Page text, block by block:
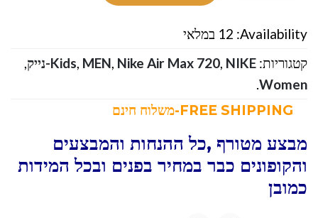
Availability: 12 במלאי
קטגוריות:
Kids, MEN, Nike Air Max 720, NIKE-נייק
,
Women
.
מבצע מטורף ,כל ההנחות והמבצעים
והקופונים כבר במחיר בפנים ובכל המידות
כמובן